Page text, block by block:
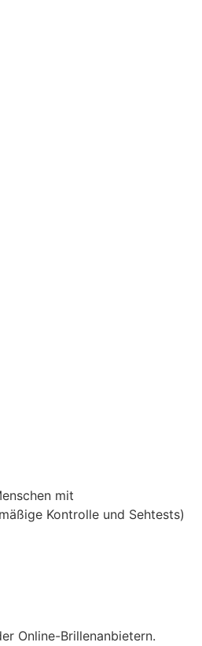
mit
Kontrolle und Sehtests)
Online-Brillenanbietern.